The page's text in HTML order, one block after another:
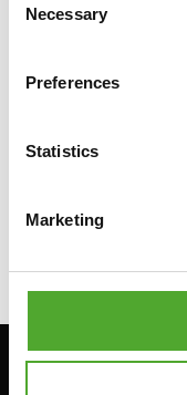
Selection
Necessary
Preferences
Statistics
Marketing